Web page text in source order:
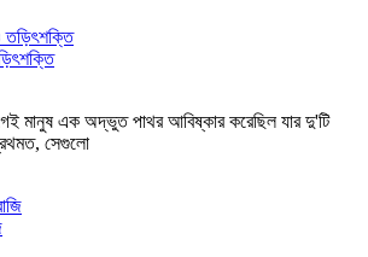
মানুষ এক অদ্ভুত পাথর আবিষ্কার করেছিল যার দু'টি
সেগুলো